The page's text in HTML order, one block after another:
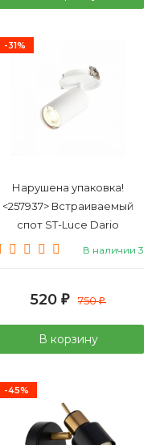
-31%
Нарушена упаковка!
<257937> Встраиваемый
спот ST-Luce Dario
ST303.508.01
В наличии 3
520 ₽ 750₽
В корзину
-45%